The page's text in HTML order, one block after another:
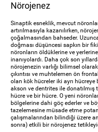
Nörojenez
Sinaptik esneklik, mevcut
artırılmasıyla kazanılırken,
çoğalmasından bahseder.
doğması düşüncesi sapkın bir
nöronların öldüklerine ve
inanıyolardı. Daha çok son
nörojenezin varlığı bilimsel
çıkıntısı ve muhtelemen ön
olan kök hücreler iki ayrı hücreye
akson ve dentrites ile
hücre ve bir hücre. O yeni
bölgelerine dahi göç ederler ve
tazelemesine müsade etme
çalışmalarından bilindiği üzere
sonra) etkili bir nörojenez